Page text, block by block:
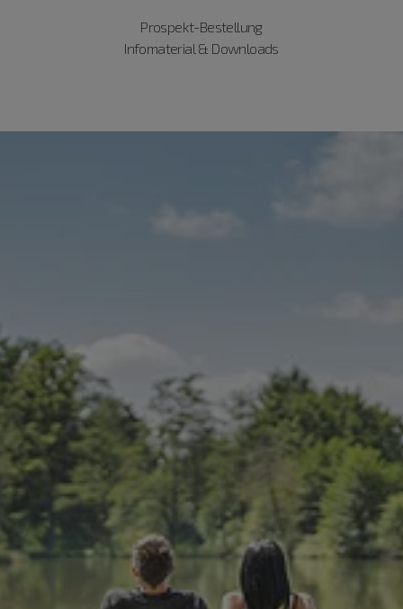
Prospekt-Bestellung
Infomaterial & Downloads